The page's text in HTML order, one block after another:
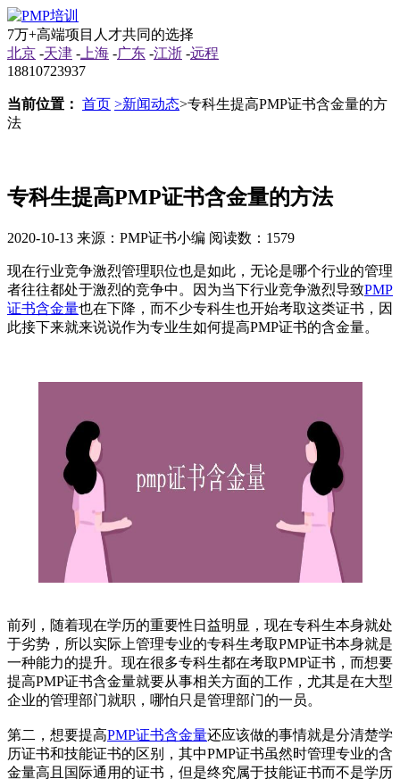
7万+高端项目人才共同的选择
北京 -天津 - 上海 -广东 -江浙 -远程
18810723937
当前位置： 首页 >新闻动态>专科生提高PMP证书含金量的方
法
专科生提高PMP证书含金量的方法
2020-10-13 来源：PMP证书小编 阅读数：1579
现在行业竞争激烈管理职位也是如此，无论是哪个行业的管理
者往往都处于激烈的竞争中。因为当下行业竞争激烈导致PMP
证书含金量也在下降，而不少专科生也开始考取这类证书，因
此接下来就来说说作为专业生如何提高PMP证书的含金量。
前列，随着现在学历的重要性日益明显，现在专科生本身就处
于劣势，所以实际上管理专业的专科生考取PMP证书本身就是
一种能力的提升。现在很多专科生都在考取PMP证书，而想要
提高PMP证书含金量就要从事相关方面的工作，尤其是在大型
企业的管理部门就职，哪怕只是管理部门的一员。
第二，想要提高PMP证书含金量还应该做的事情就是分清楚学
历证书和技能证书的区别，其中PMP证书虽然时管理专业的含
金量高且国际通用的证书，但是终究属于技能证书而不是学历